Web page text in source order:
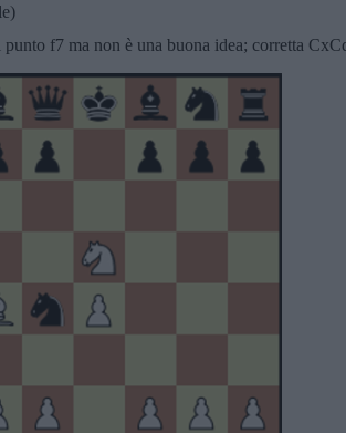
f7 ma non è una buona idea; corretta